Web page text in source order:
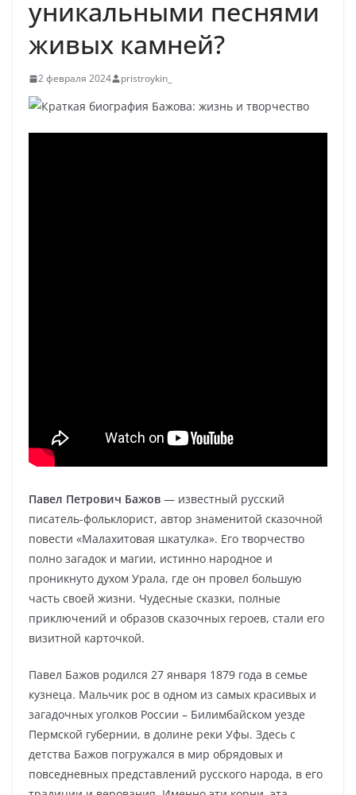
уникальными песнями
живых камней?
2 февраля 2024 pristroykin_
Павел Петрович Бажов — известный русский
писатель-фольклорист, автор знаменитой сказочной
повести «Малахитовая шкатулка». Его творчество
полно загадок и магии, истинно народное и
проникнуто духом Урала, где он провел большую
часть своей жизни. Чудесные сказки, полные
приключений и образов сказочных героев, стали его
визитной карточкой.
Павел Бажов родился 27 января 1879 года в семье
кузнеца. Мальчик рос в одном из самых красивых и
загадочных уголков России – Билимбайском уезде
Пермской губернии, в долине реки Уфы. Здесь с
детства Бажов погружался в мир обрядовых и
повседневных представлений русского народа, в его